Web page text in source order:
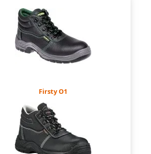
Firsty O1